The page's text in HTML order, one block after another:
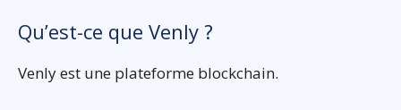
Qu’est-ce que Venly ?
Venly est une plateforme blockchain.